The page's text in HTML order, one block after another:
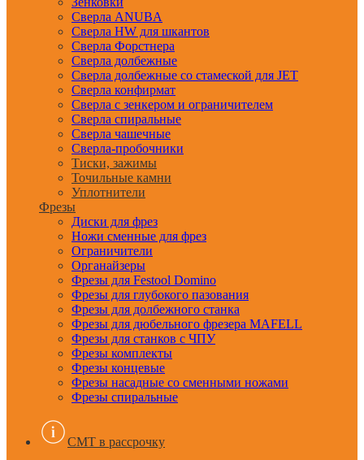
Сверла ANUBA
Сверла HW для шкантов
Сверла Форстнера
Сверла долбежные
Сверла долбежные со стамеской для JET
Сверла конфирмат
Сверла с зенкером и ограничителем
Сверла спиральные
Сверла чашечные
Сверла-пробочники
Тиски, зажимы
Точильные камни
Уплотнители
Фрезы
Диски для фрез
Ножи сменные для фрез
Ограничители
Органайзеры
Фрезы для Festool Domino
Фрезы для глубокого пазования
Фрезы для долбежного станка
Фрезы для дюбельного фрезера MAFELL
Фрезы для станков с ЧПУ
Фрезы комплекты
Фрезы концевые
Фрезы насадные со сменными ножами
Фрезы спиральные
CMT в рассрочку